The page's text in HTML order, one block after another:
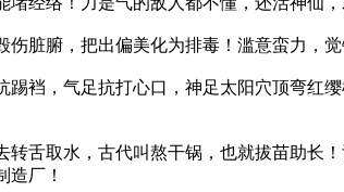
腑，把出偏美化为排毒！滥意蛮力，觉
，气足抗打心口，神足太阳穴顶弯红
取水，古代叫熬干锅，也就拔苗助长
造厂！